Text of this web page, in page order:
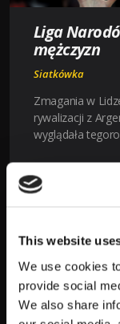
This website
We use cookies
provide social
We also share
Liga
mężczyzn
Siatkówka
Zmagania w
rywalizacji z
wyglądała
PIŁCE
MĘŻCZYZN